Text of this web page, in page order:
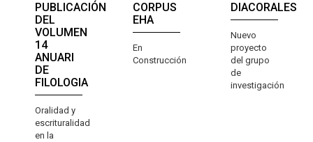
PUBLICACIÓN
DEL
VOLUMEN
14
ANUARI
DE
FILOLOGIA
Oralidad y
escrituralidad
en la
CORPUS
EHA
En
Construcción
DIACORALES
Nuevo
proyecto
del grupo
de
investigación